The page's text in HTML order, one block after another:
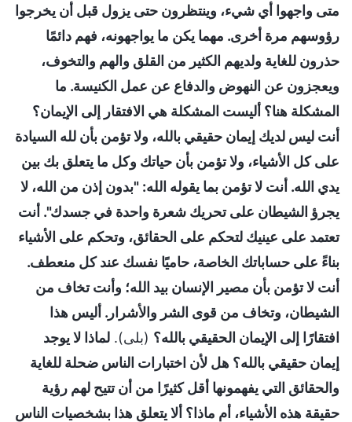
متى واجهوا أي شيء، وينتظرون حتى يزول قبل أن يخرجوا
رؤوسهم مرة أخرى. مهما يكن ما يواجهونه، فهم دائمًا
حذرون للغاية ولديهم الكثير من القلق والهم والتخوف،
ويعجزون عن النهوض والدفاع عن عمل الكنيسة. ما
المشكلة هنا؟ أليست المشكلة هي الافتقار إلى الإيمان؟
أنت ليس لديك إيمان حقيقي بالله، ولا تؤمن بأن لله السيادة
على كل الأشياء، ولا تؤمن بأن حياتك وكل ما يتعلق بك بين
يدي الله. أنت لا تؤمن بما يقوله الله: "بدون إذن من الله، لا
يجرؤ الشيطان على تحريك شعرة واحدة في جسدك". أنت
تعتمد على عينيك لتحكم على الحقائق، وتحكم على الأشياء
بناءً على حساباتك الخاصة، حاميًا نفسك عند كل منعطف.
أنت لا تؤمن بأن مصير الإنسان بيد الله؛ وأنت تخاف من
الشيطان، وتخاف من قوى الشر والأشرار. أليس هذا
افتقارًا إلى الإيمان الحقيقي بالله؟ (بلى). لماذا لا يوجد
إيمان حقيقي بالله؟ هل لأن اختبارات الناس ضحلة للغاية
والحقائق التي يفهمونها أقل كثيرًا من أن تتيح لهم رؤية
حقيقة هذه الأشياء، أم ماذا؟ ألا يتعلق هذا بشخصيات الناس